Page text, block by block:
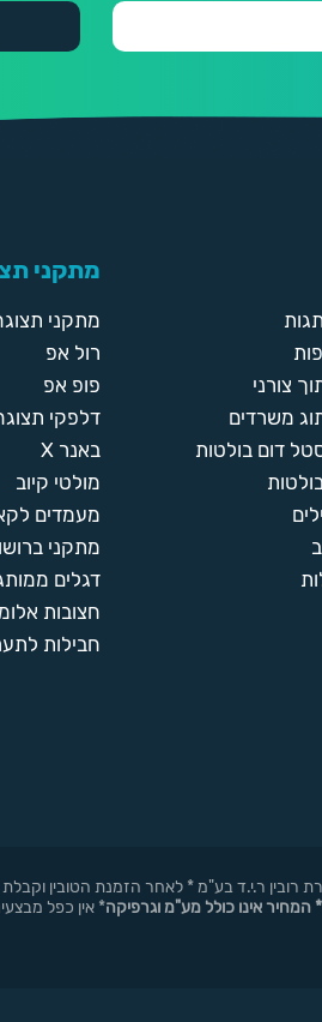
צורני
משרדים
דום בולטות
מתקני
מתקני
רול אפ
פופ אפ
דלפקי
באנר X
מולטי קיוב
מעמדים
מתקני
דגלים
חצובות
חבילות
לחברת רובין ר.י.ד בע"מ * לאחר הזמנת הטובין
* המחיר אינו כולל מע"מ וגרפיקה* אין כפל